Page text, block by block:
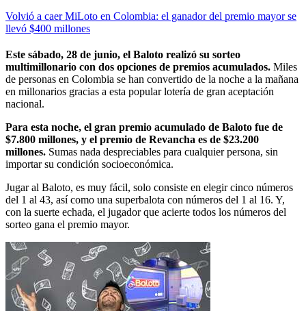
Volvió a caer MiLoto en Colombia: el ganador del premio mayor se
llevó $400 millones
Este sábado, 28 de junio, el Baloto realizó su sorteo
multimillonario con dos opciones de premios acumulados. Miles
de personas en Colombia se han convertido de la noche a la mañana
en millonarios gracias a esta popular lotería de gran aceptación
nacional.
Para esta noche, el gran premio acumulado de Baloto fue de
$7.800 millones, y el premio de Revancha es de $23.200
millones. Sumas nada despreciables para cualquier persona, sin
importar su condición socioeconómica.
Jugar al Baloto, es muy fácil, solo consiste en elegir cinco números
del 1 al 43, así como una superbalota con números del 1 al 16. Y,
con la suerte echada, el jugador que acierte todos los números del
sorteo gana el premio mayor.